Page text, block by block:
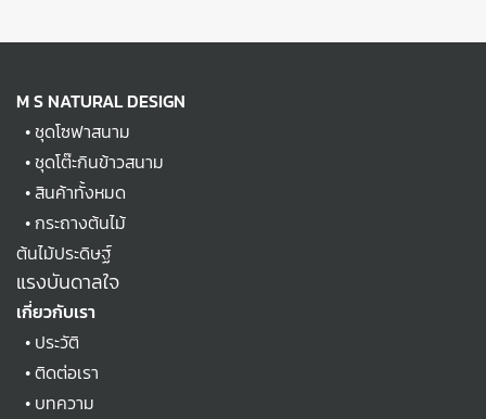
M S NATURAL DESIGN
•ชุดโซฟาสนาม
•ชุดโต๊ะกินข้าวสนาม
•สินค้าทั้งหมด
•กระถางต้นไม้
ต้นไม้ประดิษฐ์
แรงบันดาลใจ
เกี่ยวกับเรา
• ประวัติ
•ติดต่อเรา
• บทความ